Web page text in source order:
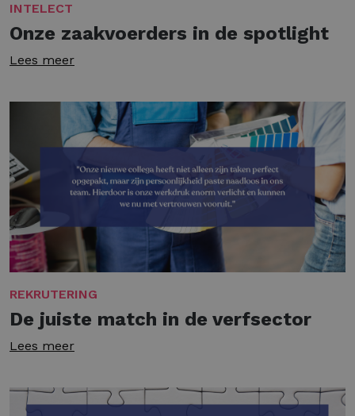
INTELECT
Onze zaakvoerders in de spotlight
Lees meer
REKRUTERING
De juiste match in de verfsector
Lees meer